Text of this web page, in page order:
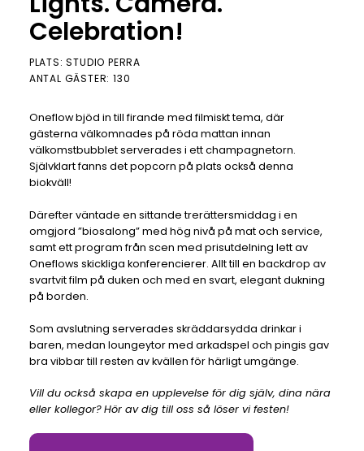
Celebration!
PLATS: STUDIO PERRA
ANTAL GÄSTER: 130
Oneflow bjöd in till firande med filmiskt tema, där
gästerna välkomnades på röda mattan innan
välkomstbubblet serverades i ett champagnetorn.
Självklart fanns det popcorn på plats också denna
biokväll!
Därefter väntade en sittande trerättersmiddag i en
omgjord ”biosalong” med hög nivå på mat och service,
samt ett program från scen med prisutdelning lett av
Oneflows skickliga konferencierer. Allt till en backdrop av
svartvit film på duken och med en svart, elegant dukning
på borden.
Som avslutning serverades skräddarsydda drinkar i
baren, medan loungeytor med arkadspel och pingis gav
bra vibbar till resten av kvällen för härligt umgänge.
Vill du också skapa en upplevelse för dig själv, dina nära
eller kollegor?Hör av dig till oss så löser vi festen!